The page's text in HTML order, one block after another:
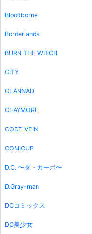
Bloodborne
Borderlands
BURN THE WITCH
CITY
CLANNAD
CLAYMORE
CODE VEIN
COMICUP
D.C. 〜ダ・カーポ〜
D.Gray-man
DCコミックス
DC美少女